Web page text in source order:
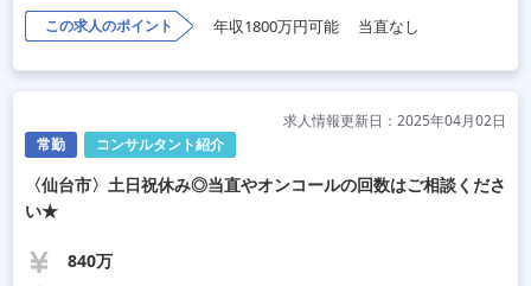
この求人のポイント 年収1800万円可能 当直なし
常勤 コンサルタント紹介
求人情報更新日：2025年04月02日
〈仙台市〉土日祝休み◎当直やオンコールの回数はご相談くださ
い★
840万